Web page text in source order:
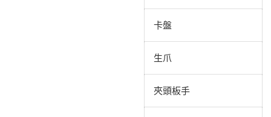
卡盤
生爪
夾頭板手